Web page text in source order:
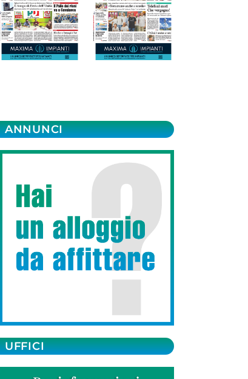
ANNUNCI
UFFICI